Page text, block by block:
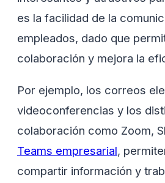
es la facilidad de la
empleados, dado que
colaboración y mejora la
Por ejemplo, los correos
videoconferencias y los
colaboración como Zoom,
Teams empresarial,
compartir información y